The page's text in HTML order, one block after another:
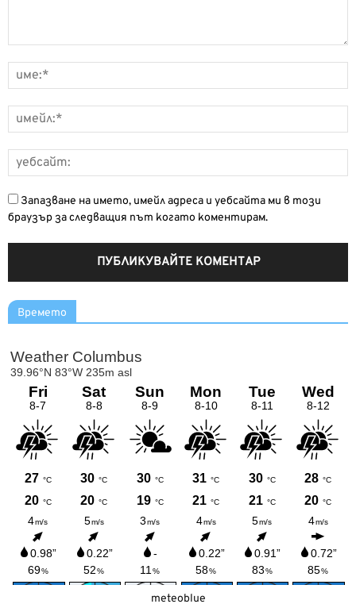
Запазване на името, имейл адреса и уебсайта ми в този
браузър за следващия път когато коментирам.
Времето
meteoblue